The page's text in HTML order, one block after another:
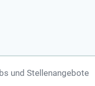
und Stellenangebote